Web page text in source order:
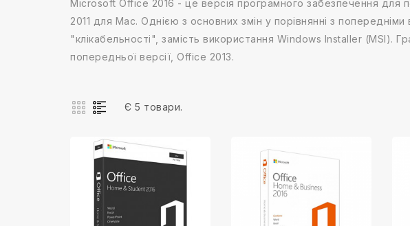
Microsoft Office 2016 - це версія програмного забезпечення для
2011 для Mac. Однією з основних змін у порівнянні з
"клікабельності", замість використання Windows Installer (MSI).
попередньої версії, Office 2013.
Є 5 товари.